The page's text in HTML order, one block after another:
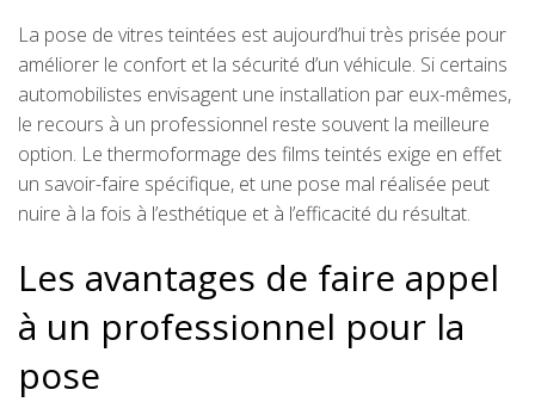
La pose de vitres teintées est aujourd’hui très prisée pour
améliorer le confort et la sécurité d’un véhicule. Si certains
automobilistes envisagent une installation par eux-mêmes,
le recours à un professionnel reste souvent la meilleure
option. Le thermoformage des films teintés exige en effet
un savoir-faire spécifique, et une pose mal réalisée peut
nuire à la fois à l’esthétique et à l’efficacité du résultat.
Les avantages de faire appel
à un professionnel pour la
pose